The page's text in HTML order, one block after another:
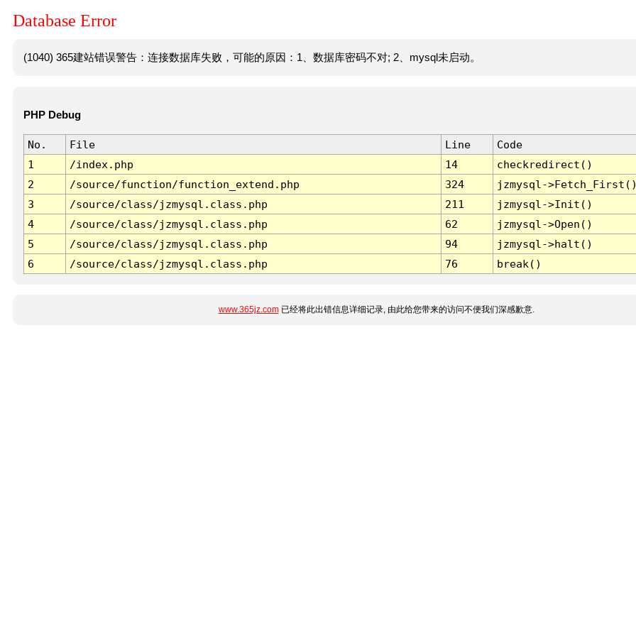
Database Error
(1040) 365建站错误警告：连接数据库失败，可能的原因：1、数据库密码不对; 2、mysql未启动。
PHP Debug
No. File Line
Code
1
/index.php 14
checkredirect()
2
/source/function/function_extend.php 324
jzmysql-
3
/source/class/jzmysql.class.php 211
jzmysql->Init()
4
/source/class/jzmysql.class.php 62
jzmysql->Open()
5
/source/class/jzmysql.class.php 94
jzmysql->halt()
6
/source/class/jzmysql.class.php 76 break()
www.365jz.com已经将此出错信息详细记录, 由此给您带来的访问不便我们深感歉意.